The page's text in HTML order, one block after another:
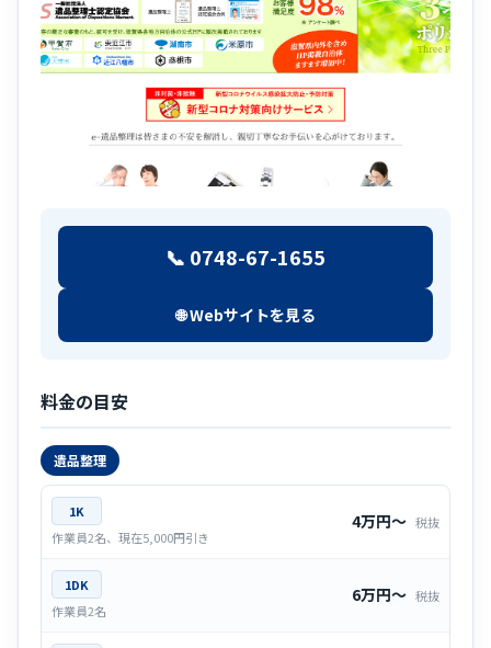
📞 0748-67-1655
🌐 Webサイトを見る
料金の目安
遺品整理
1K
作業員2名、現在5,000円引き
4万円〜 税抜
1DK
作業員2名
6万円〜 税抜